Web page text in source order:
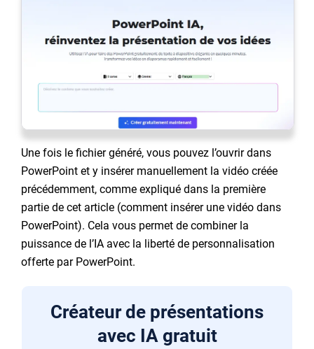
Une fois le fichier généré, vous pouvez l’ouvrir dans
PowerPoint et y insérer manuellement la vidéo créée
précédemment, comme expliqué dans la première
partie de cet article (comment insérer une vidéo dans
PowerPoint). Cela vous permet de combiner la
puissance de l’IA avec la liberté de personnalisation
offerte par PowerPoint.
Créateur de présentations
avec IA gratuit